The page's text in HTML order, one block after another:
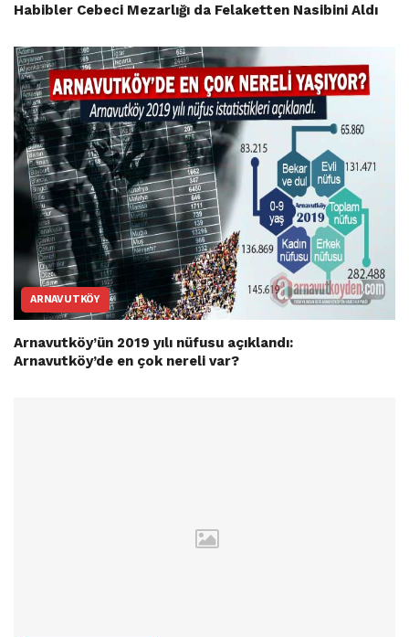
Habibler Cebeci Mezarlığı da Felaketten Nasibini Aldı
ARNAVUTKÖY
Arnavutköy’ün 2019 yılı nüfusu açıklandı:
Arnavutköy’de en çok nereli var?